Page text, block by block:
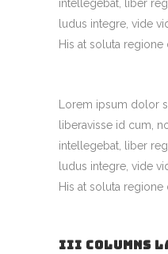
intellegebat, liber
ludus integre, vide
His at soluta regione
Lorem ipsum dolor
liberavisse id cum,
intellegebat, liber
ludus integre, vide
His at soluta regione
III COLUMNS